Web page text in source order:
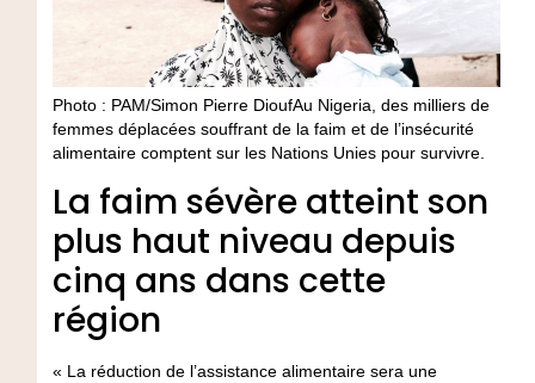
Photo : PAM/Simon Pierre DioufAu Nigeria, des milliers de
femmes déplacées souffrant de la faim et de l’insécurité
alimentaire comptent sur les Nations Unies pour survivre.
La faim sévère atteint son
plus haut niveau depuis
cinq ans dans cette
région
« La réduction de l’assistance alimentaire sera une